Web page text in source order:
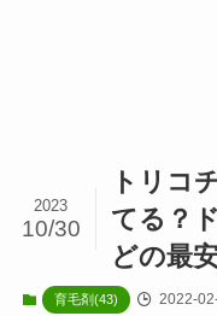
トリコ
てる？
どの最
2023
10/30
育毛剤(43) 2022-